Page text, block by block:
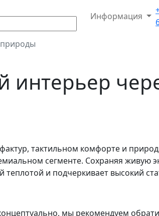
Информация
интерьер
тактильном комфорте и
сегменте. Сохраняя живую
и подчеркивает высокий
мы рекомендуем